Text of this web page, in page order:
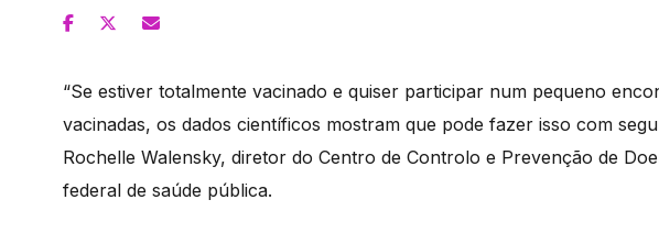
“Se estiver totalmente vacinado e quiser participar num pequeno
vacinadas, os dados científicos mostram que pode fazer isso com
Rochelle Walensky, diretor do Centro de Controlo e Prevenção de
federal de saúde pública.